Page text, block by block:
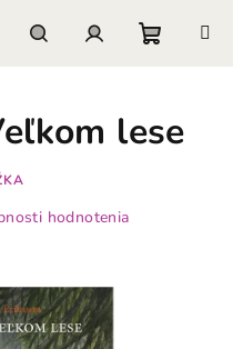
košík
lese
hodnotenia